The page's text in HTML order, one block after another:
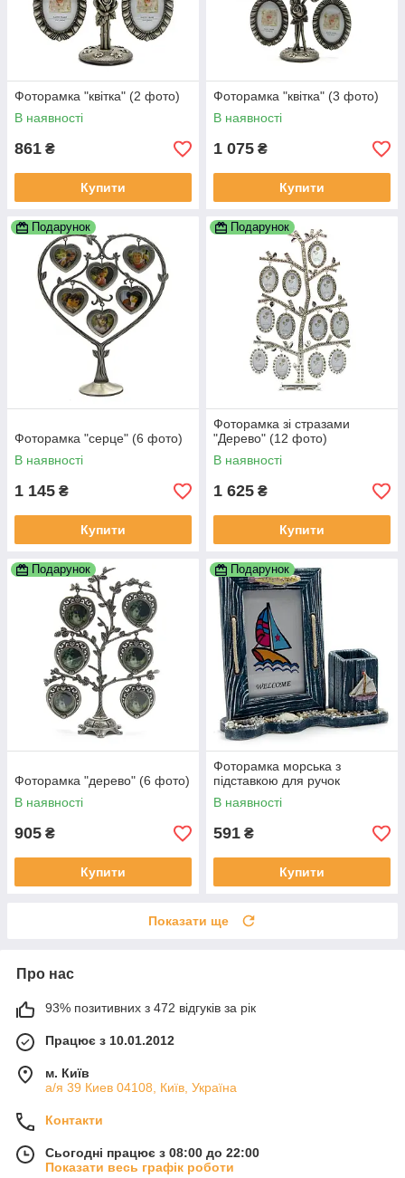
Фоторамка "квітка" (2 фото)
В наявності
861 ₴
Купити
Фоторамка "квітка" (3 фото)
В наявності
1 075 ₴
Купити
Подарунок
Фоторамка "серце" (6 фото)
В наявності
1 145 ₴
Купити
Подарунок
Фоторамка зі стразами
"Дерево" (12 фото)
В наявності
1 625 ₴
Купити
Подарунок
Фоторамка "дерево" (6 фото)
В наявності
905 ₴
Купити
Подарунок
Фоторамка морська з
підставкою для ручок
В наявності
591 ₴
Купити
Показати ще
Про нас
93% позитивних з 472 відгуків за рік
Працює з 10.01.2012
м. Київ
а/я 39 Киев 04108, Київ, Україна
Контакти
Сьогодні працює з 08:00 до 22:00
Показати весь графік роботи